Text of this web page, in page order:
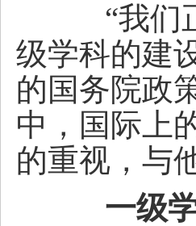
“我们正
级学科的建
的国务院政
中，国际上
的重视，与
一级学